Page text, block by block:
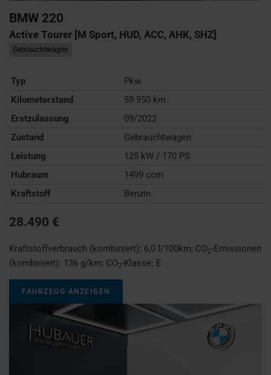
BMW 220
Active Tourer [M Sport, HUD, ACC, AHK, SHZ]
Gebrauchtwagen
Typ
Pkw
Kilometerstand
59.950 km
Erstzulassung
09/2022
Zustand
Gebrauchtwagen
Leistung
125 kW / 170 PS
Hubraum
1499 ccm
Kraftstoff
Benzin
28.490 €
Kraftstoffverbrauch (kombiniert): 6,0 l/100km; CO2-Emissionen
(kombiniert): 136 g/km; CO2-Klasse: E
FAHRZEUG ANZEIGEN